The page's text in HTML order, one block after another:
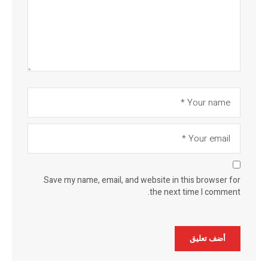
Save my name, email, and website in this browser for
the next time I comment.